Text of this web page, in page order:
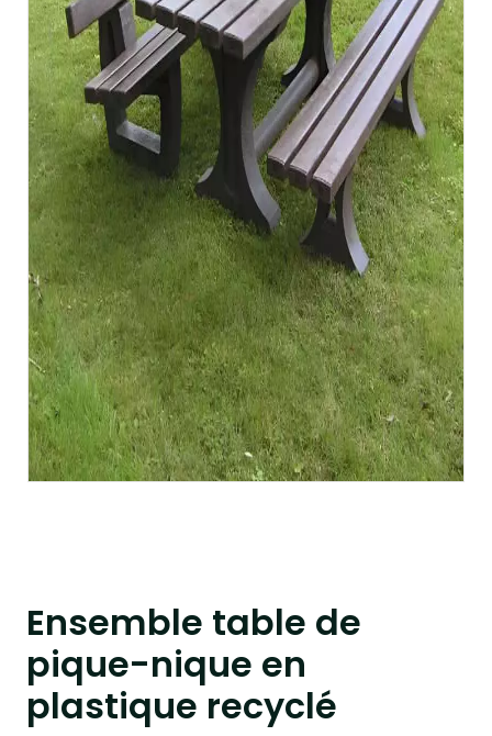
Ensemble table de
pique-nique en
plastique recyclé